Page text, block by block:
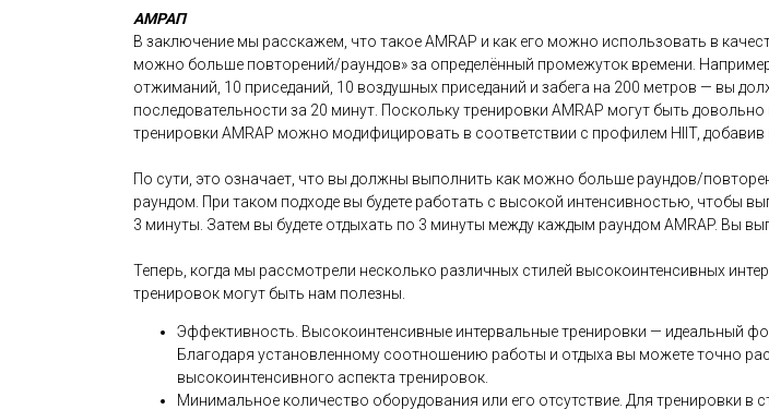
АМРАП
В заключение мы расскажем, что такое AMRAP и как его можно использовать в
можно больше повторений/раундов» за определённый промежуток времени.
отжиманий, 10 приседаний, 10 воздушных приседаний и забега на 200 метров — вы
последовательности за 20 минут. Поскольку тренировки AMRAP могут быть
тренировки AMRAP можно модифицировать в соответствии с профилем HIIT, добавив
По сути, это означает, что вы должны выполнить как можно больше раундов/
раундом. При таком подходе вы будете работать с высокой интенсивностью, чтобы
3 минуты. Затем вы будете отдыхать по 3 минуты между каждым раундом AMRAP. Вы
Теперь, когда мы рассмотрели несколько различных стилей высокоинтенсивных
тренировок могут быть нам полезны.
Эффективность. Высокоинтенсивные интервальные тренировки — идеальный
Благодаря установленному соотношению работы и отдыха вы можете точно
высокоинтенсивного аспекта тренировок.
Минимальное количество оборудования или его отсутствие. Для тренировки в